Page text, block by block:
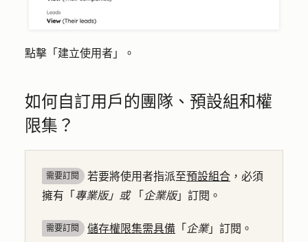
點擊「 建立使用者 」。
如何自訂用戶的團隊、預設組和權
限集？
需要訂閱 若要將使用者指派至預設組合 ，必須
擁有「 專業版」或 「 企業版」訂閱。
需要訂閱 儲存權限集需具備 「 企業」訂閱。